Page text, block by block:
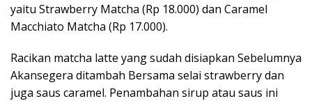
yaitu Strawberry Matcha (Rp 18.000) dan Caramel
Macchiato Matcha (Rp 17.000).
Racikan matcha latte yang sudah disiapkan Sebelumnya
Akansegera ditambah Bersama selai strawberry dan
juga saus caramel. Penambahan sirup atau saus ini